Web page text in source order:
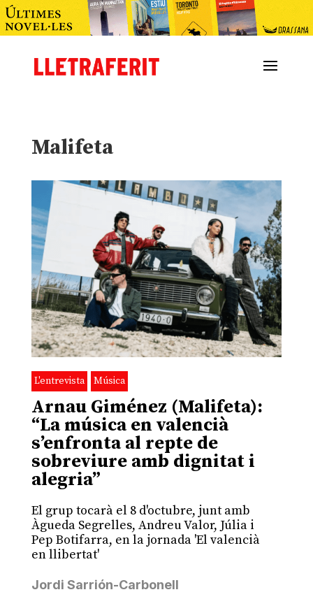
Malifeta
L'entrevista Música
Arnau Giménez (Malifeta):
“La música en valencià
s’enfronta al repte de
sobreviure amb dignitat i
alegria”
El grup tocarà el 8 d'octubre, junt amb
Àgueda Segrelles, Andreu Valor, Júlia i
Pep Botifarra, en la jornada 'El valencià
en llibertat'
Jordi Sarrión-Carbonell